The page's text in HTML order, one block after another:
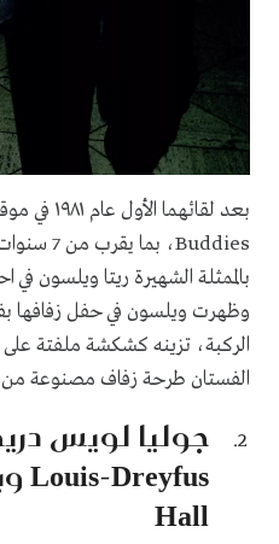
Buddies، بما يقرب من 7 سنوات، تزوج النجم
وظهرت ويلسون في حفل زفافها
الركبة، تزينه كشكشة ملفتة
الفستان طرحة زفاف مصنوعة
Hall